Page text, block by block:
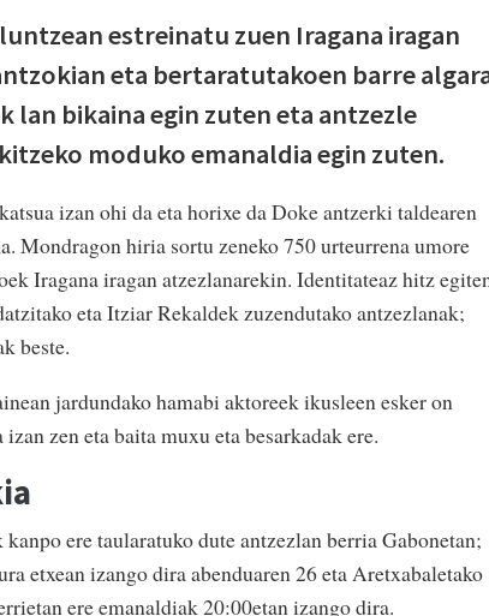
estreinatu zuen Iragana iragan
eta bertaratutakoen barre
lan bikaina egin zuten eta antzezle
moduko emanaldia egin zuten.
izan ohi da eta horixe da Doke antzerki taldearen
Mondragon hiria sortu zeneko 750 urteurrena umore
Iragana iragan atzezlanarekin. Identitateaz hitz
eta Itziar Rekaldek zuzendutako antzezlanak;
beste.
jardundako hamabi aktoreek ikusleen esker on
zen eta baita muxu eta besarkadak ere.
ere taularatuko dute antzezlan berria Gabonetan;
etxean izango dira abenduaren 26 eta Aretxabaletako
ere emanaldiak 20:00etan izango dira.